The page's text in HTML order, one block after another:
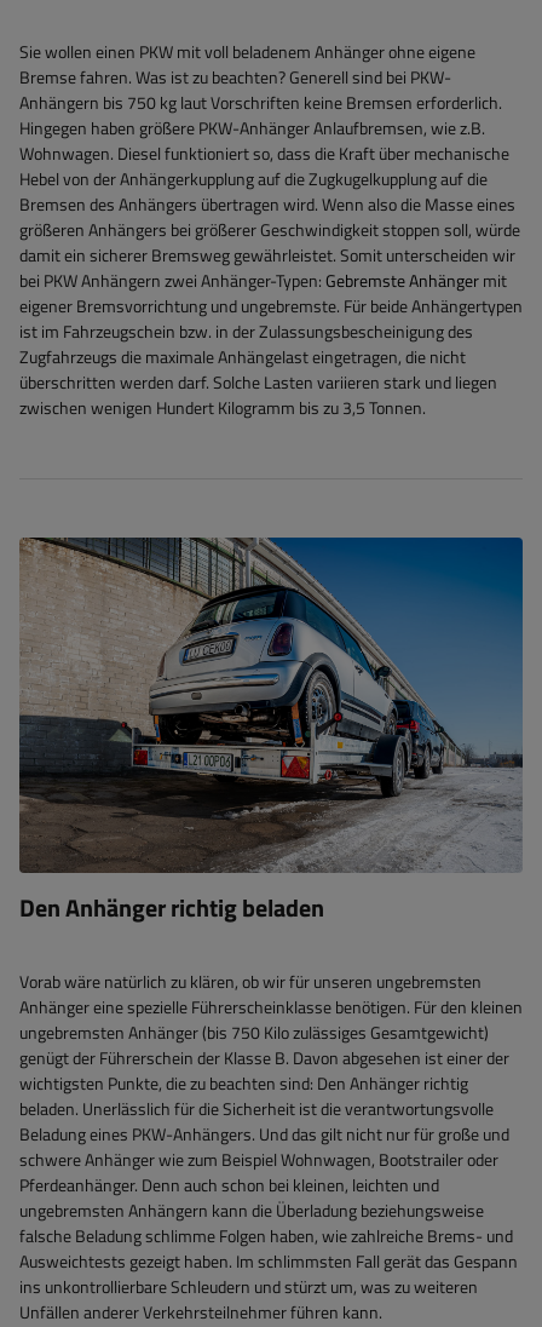
Sie wollen einen PKW mit voll beladenem Anhänger ohne eigene
Bremse fahren. Was ist zu beachten? Generell sind bei PKW-
Anhängern bis 750 kg laut Vorschriften keine Bremsen erforderlich.
Hingegen haben größere PKW-Anhänger Anlaufbremsen, wie z.B.
Wohnwagen. Diesel funktioniert so, dass die Kraft über mechanische
Hebel von der Anhängerkupplung auf die Zugkugelkupplung auf die
Bremsen des Anhängers übertragen wird. Wenn also die Masse eines
größeren Anhängers bei größerer Geschwindigkeit stoppen soll, würde
damit ein sicherer Bremsweg gewährleistet. Somit unterscheiden wir
bei PKW Anhängern zwei Anhänger-Typen:Gebremste Anhängermit
eigener Bremsvorrichtung und ungebremste. Für beide Anhängertypen
ist im Fahrzeugschein bzw. in der Zulassungsbescheinigung des
Zugfahrzeugs die maximale Anhängelast eingetragen, die nicht
überschritten werden darf. Solche Lasten variieren stark und liegen
zwischen wenigen Hundert Kilogramm bis zu 3,5 Tonnen.
Den Anhänger richtig beladen
Vorab wäre natürlich zu klären, ob wir für unseren ungebremsten
Anhänger eine spezielle Führerscheinklasse benötigen. Für den kleinen
ungebremsten Anhänger (bis 750 Kilo zulässiges Gesamtgewicht)
genügt der Führerschein der Klasse B. Davon abgesehen ist einer der
wichtigsten Punkte, die zu beachten sind: Den Anhänger richtig
beladen. Unerlässlich für die Sicherheit ist die verantwortungsvolle
Beladung eines PKW-Anhängers. Und das gilt nicht nur für große und
schwere Anhänger wie zum Beispiel Wohnwagen, Bootstrailer oder
Pferdeanhänger. Denn auch schon bei kleinen, leichten und
ungebremsten Anhängern kann die Überladung beziehungsweise
falsche Beladung schlimme Folgen haben, wie zahlreiche Brems- und
Ausweichtests gezeigt haben. Im schlimmsten Fall gerät das Gespann
ins unkontrollierbare Schleudern und stürzt um, was zu weiteren
Unfällen anderer Verkehrsteilnehmer führen kann.